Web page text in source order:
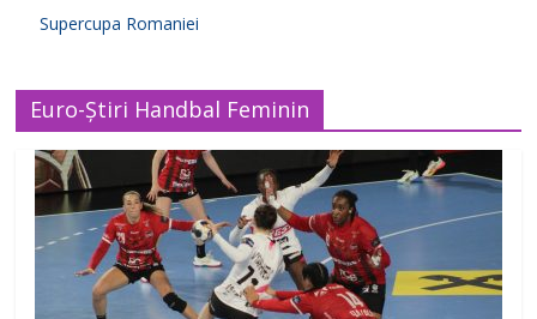
Supercupa Romaniei
Euro-Știri Handbal Feminin